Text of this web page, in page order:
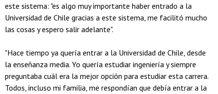
este sistema: "es algo muy importante haber entrado a la
Universidad de Chile gracias a este sistema, me facilitó mucho
las cosas y espero salir adelante".
"Hace tiempo ya quería entrar a la Universidad de Chile, desde
la enseñanza media. Yo quería estudiar ingeniería y siempre
preguntaba cuál era la mejor opción para estudiar esta carrera.
Todos, incluso mi familia, me respondían que debía entrar a la